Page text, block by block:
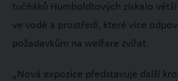
tučňáků Humboldtových získalo
ve vodě a prostředí, které více
požadavkům na welfare zvířat.
„Nová expozice představuje další